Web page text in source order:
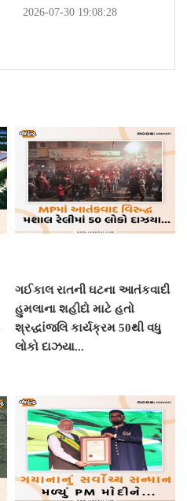
2026-07-30 19:08:28
ગઈકાલ રાતની ઘટના આતંકવાદી
હુમલાના શહીદો માટે હતો
શ્રદ્ધાંજલિ કાર્યક્રમ 50થી વધુ
લોકો દાઝયા...